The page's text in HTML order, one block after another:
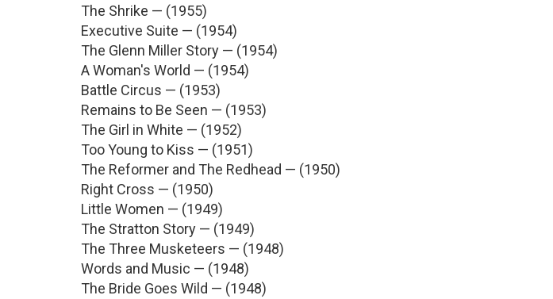
The Shrike — (1955)
Executive Suite — (1954)
The Glenn Miller Story — (1954)
A Woman's World — (1954)
Battle Circus — (1953)
Remains to Be Seen — (1953)
The Girl in White — (1952)
Too Young to Kiss — (1951)
The Reformer and The Redhead — (1950)
Right Cross — (1950)
Little Women — (1949)
The Stratton Story — (1949)
The Three Musketeers — (1948)
Words and Music — (1948)
The Bride Goes Wild — (1948)